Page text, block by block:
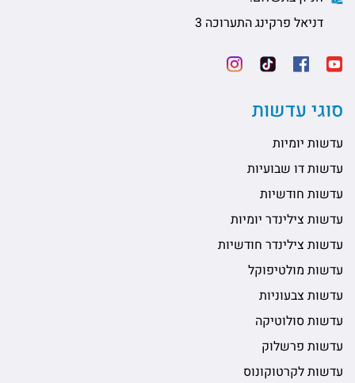
דניאל פרקינג התערוכה 3
סוגי עדשות
עדשות יומיות
עדשות דו שבועיות
עדשות חודשיות
עדשות צילינדר יומיות
עדשות צילינדר חודשיות
עדשות מולטיפוקל
עדשות צבעוניות
עדשות סולוטיקה
עדשות פרשלוק
עדשות לקרטוקונוס